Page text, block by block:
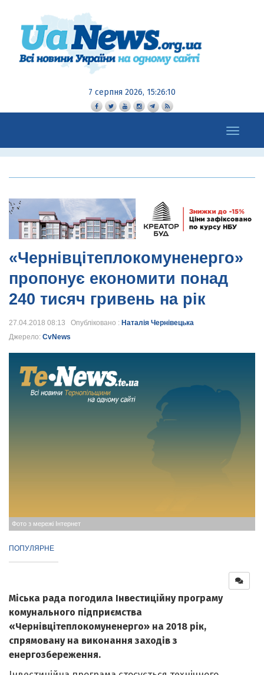
7 серпня 2026, 15:26:11
Toggle
navigation
«Чернівцітеплокомуненерго»
пропонує економити понад
240 тисяч гривень на рік
27.04.2018 08:13 Опубліковано : Наталія Чернівецька
Джерело: CvNews
Фото з мережі Інтернет
ПОПУЛЯРНЕ
Міська рада погодила Інвестиційну програму
комунального підприємства
«Чернівцітеплокомуненерго» на 2018 рік,
спрямовану на виконання заходів з
енергозбереження.